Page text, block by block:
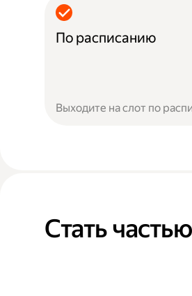
По расписанию
Выходите на слот по
Стать